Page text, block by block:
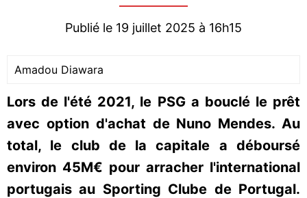
Publié le 19 juillet 2025 à 16h15
Amadou Diawara
Lors de l'été 2021, le PSG a bouclé le prêt
avec option d'achat de Nuno Mendes. Au
total, le club de la capitale a déboursé
environ 45M€ pour arracher l'international
portugais au Sporting Clube de Portugal.